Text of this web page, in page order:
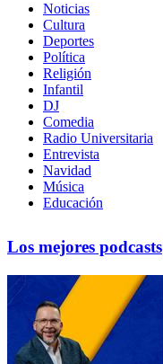
Noticias
Cultura
Deportes
Política
Religión
Infantil
DJ
Comedia
Radio Universitaria
Entrevista
Navidad
Música
Educación
Los mejores podcasts